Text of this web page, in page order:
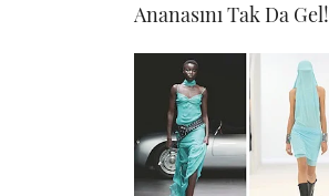
Ananasını Tak Da Gel!